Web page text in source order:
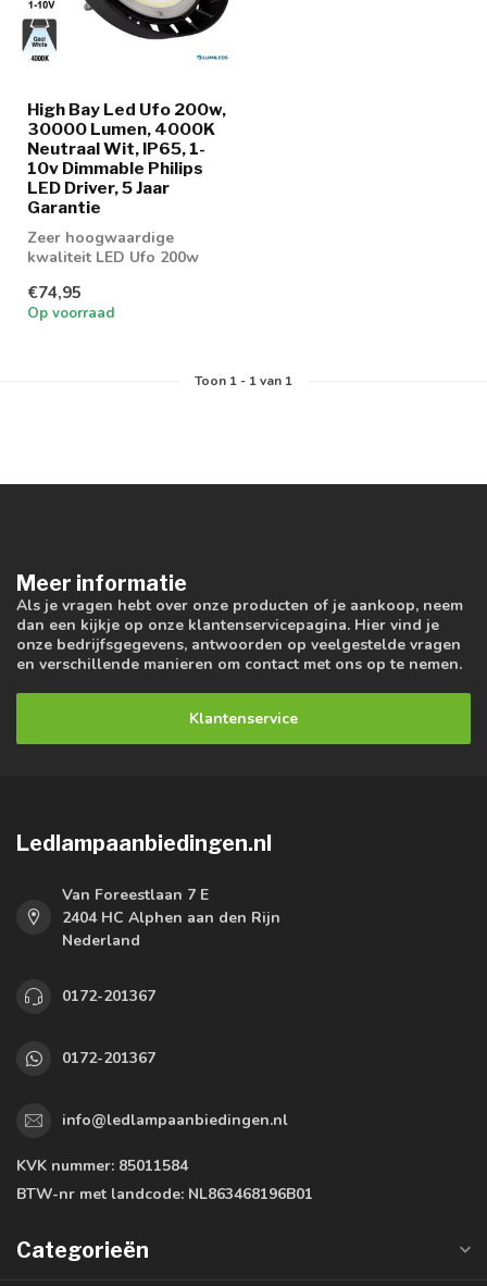
High Bay Led Ufo 200w,
30000 Lumen, 4000K
Neutraal Wit, IP65, 1-
10v Dimmable Philips
LED Driver, 5 Jaar
Garantie
Zeer hoogwaardige
kwaliteit LED Ufo 200w
watt. Geschikt v...
€74,95
Op voorraad
Toon 1- 1van 1
Meer informatie
Als je vragen hebt over onze producten of je aankoop, neem
dan een kijkje op onze klantenservicepagina. Hier vind je
onze bedrijfsgegevens, antwoorden op veelgestelde vragen
en verschillende manieren om contact met ons op te nemen.
Klantenservice
Ledlampaanbiedingen.nl
Van Foreestlaan 7 E
2404 HC Alphen aan den Rijn
Nederland
0172-201367
0172-201367
info@ledlampaanbiedingen.nl
KVK nummer: 85011584
BTW-nr met landcode: NL863468196B01
Categorieën